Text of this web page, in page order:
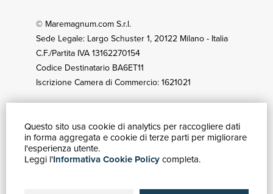
Questo sito usa cookie di analytics per raccogliere dati
in forma aggregata e cookie di terze parti per migliorare
l'esperienza utente.
Leggi l'Informativa Cookie Policycompleta.
© Maremagnum.com S.r.l.
Sede Legale: Largo Schuster 1, 20122 Milano - Italia
C.F./Partita IVA 13162270154
Codice Destinatario BA6ET11
Iscrizione Camera di Commercio: 1621021
GUIDA ACQUISTI
Catalogo
Ricerca avanzata
Spedizioni